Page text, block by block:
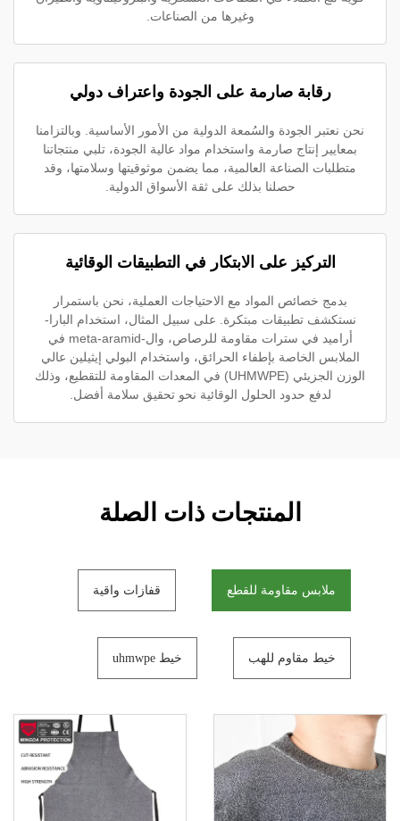
وغيرها من الصناعات.
رقابة صارمة على الجودة واعتراف دولي
نحن نعتبر الجودة والسُمعة الدولية من الأمور الأساسية. وبالتزامنا
بمعايير إنتاج صارمة واستخدام مواد عالية الجودة، تلبي منتجاتنا
متطلبات الصناعة العالمية، مما يضمن موثوقيتها وسلامتها، وقد
حصلنا بذلك على ثقة الأسواق الدولية.
التركيز على الابتكار في التطبيقات الوقائية
بدمج خصائص المواد مع الاحتياجات العملية، نحن باستمرار
نستكشف تطبيقات مبتكرة. على سبيل المثال، استخدام البارا-
أراميد في سترات مقاومة للرصاص، وال-meta-aramid في
الملابس الخاصة بإطفاء الحرائق، واستخدام البولي إيثيلين عالي
الوزن الجزيئي (UHMWPE) في المعدات المقاومة للتقطيع، وذلك
لدفع حدود الحلول الوقائية نحو تحقيق سلامة أفضل.
المنتجات ذات الصلة
ملابس مقاومة للقطع قفازات واقية
خيط مقاوم للهب خيط uhmwpe